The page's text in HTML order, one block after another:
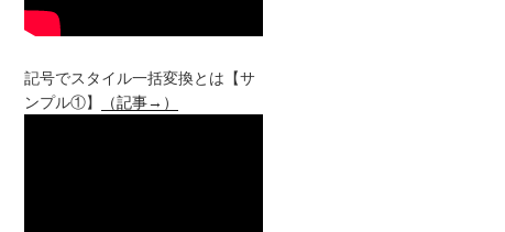
記号でスタイル一括変換とは【サ
ンプル①】
（記事→）